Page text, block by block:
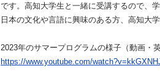
です。高知大学生と一緒に受講するので、
日本の文化や言語に興味のある方、高知大
2023年のサマープログラムの様子（動画・
https://www.youtube.com/